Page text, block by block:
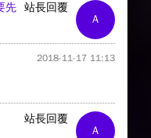
A
站長回覆
先
2018-11-17 11:13
A
站長回覆